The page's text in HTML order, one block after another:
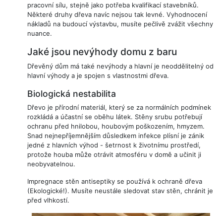
pracovní sílu, stejně jako potřeba kvalifikací stavebníků.
Některé druhy dřeva navíc nejsou tak levné. Vyhodnocení
nákladů na budoucí výstavbu, musíte pečlivě zvážit všechny
nuance.
Jaké jsou nevýhody domu z baru
Dřevěný dům má také nevýhody a hlavní je neoddělitelný od
hlavní výhody a je spojen s vlastnostmi dřeva.
Biologická nestabilita
Dřevo je přírodní materiál, který se za normálních podmínek
rozkládá a účastní se oběhu látek. Stěny srubu potřebují
ochranu před hnilobou, houbovým poškozením, hmyzem.
Snad nejnepříjemnějším důsledkem infekce plísní je zánik
jedné z hlavních výhod - šetrnost k životnímu prostředí,
protože houba může otrávit atmosféru v domě a učinit ji
neobyvatelnou.
Impregnace stěn antiseptiky se používá k ochraně dřeva
(Ekologické!). Musíte neustále sledovat stav stěn, chránit je
před vlhkostí.